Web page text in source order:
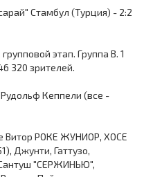
Стамбул (Турция) - 2:2
этап. Группа В. 1
320 зрителей.
Кеппели (все -
Витор РОКЕ ЖУНИОР, ХОСЕ
Джунти, Гаттузо,
"СЕРЖИНЬЮ",